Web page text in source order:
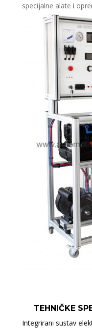
specijalne alate i
TEHNIČKE
Integrirani sustav